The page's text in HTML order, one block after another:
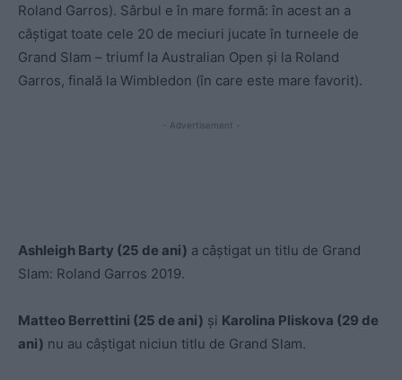
Roland Garros). Sârbul e în mare formă: în acest an a
câștigat toate cele 20 de meciuri jucate în turneele de
Grand Slam – triumf la Australian Open și la Roland
Garros, finală la Wimbledon (în care este mare favorit).
- Advertisement -
Ashleigh Barty (25 de ani) a câștigat un titlu de Grand
Slam: Roland Garros 2019.
Matteo Berrettini (25 de ani) și Karolina Pliskova (29 de
ani) nu au câștigat niciun titlu de Grand Slam.